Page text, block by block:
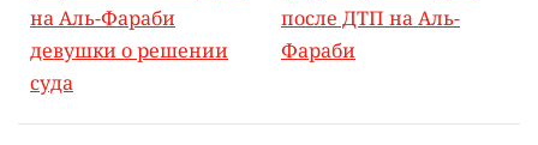
на Аль-Фараби
девушки о решении
суда
после ДТП на Аль-
Фараби